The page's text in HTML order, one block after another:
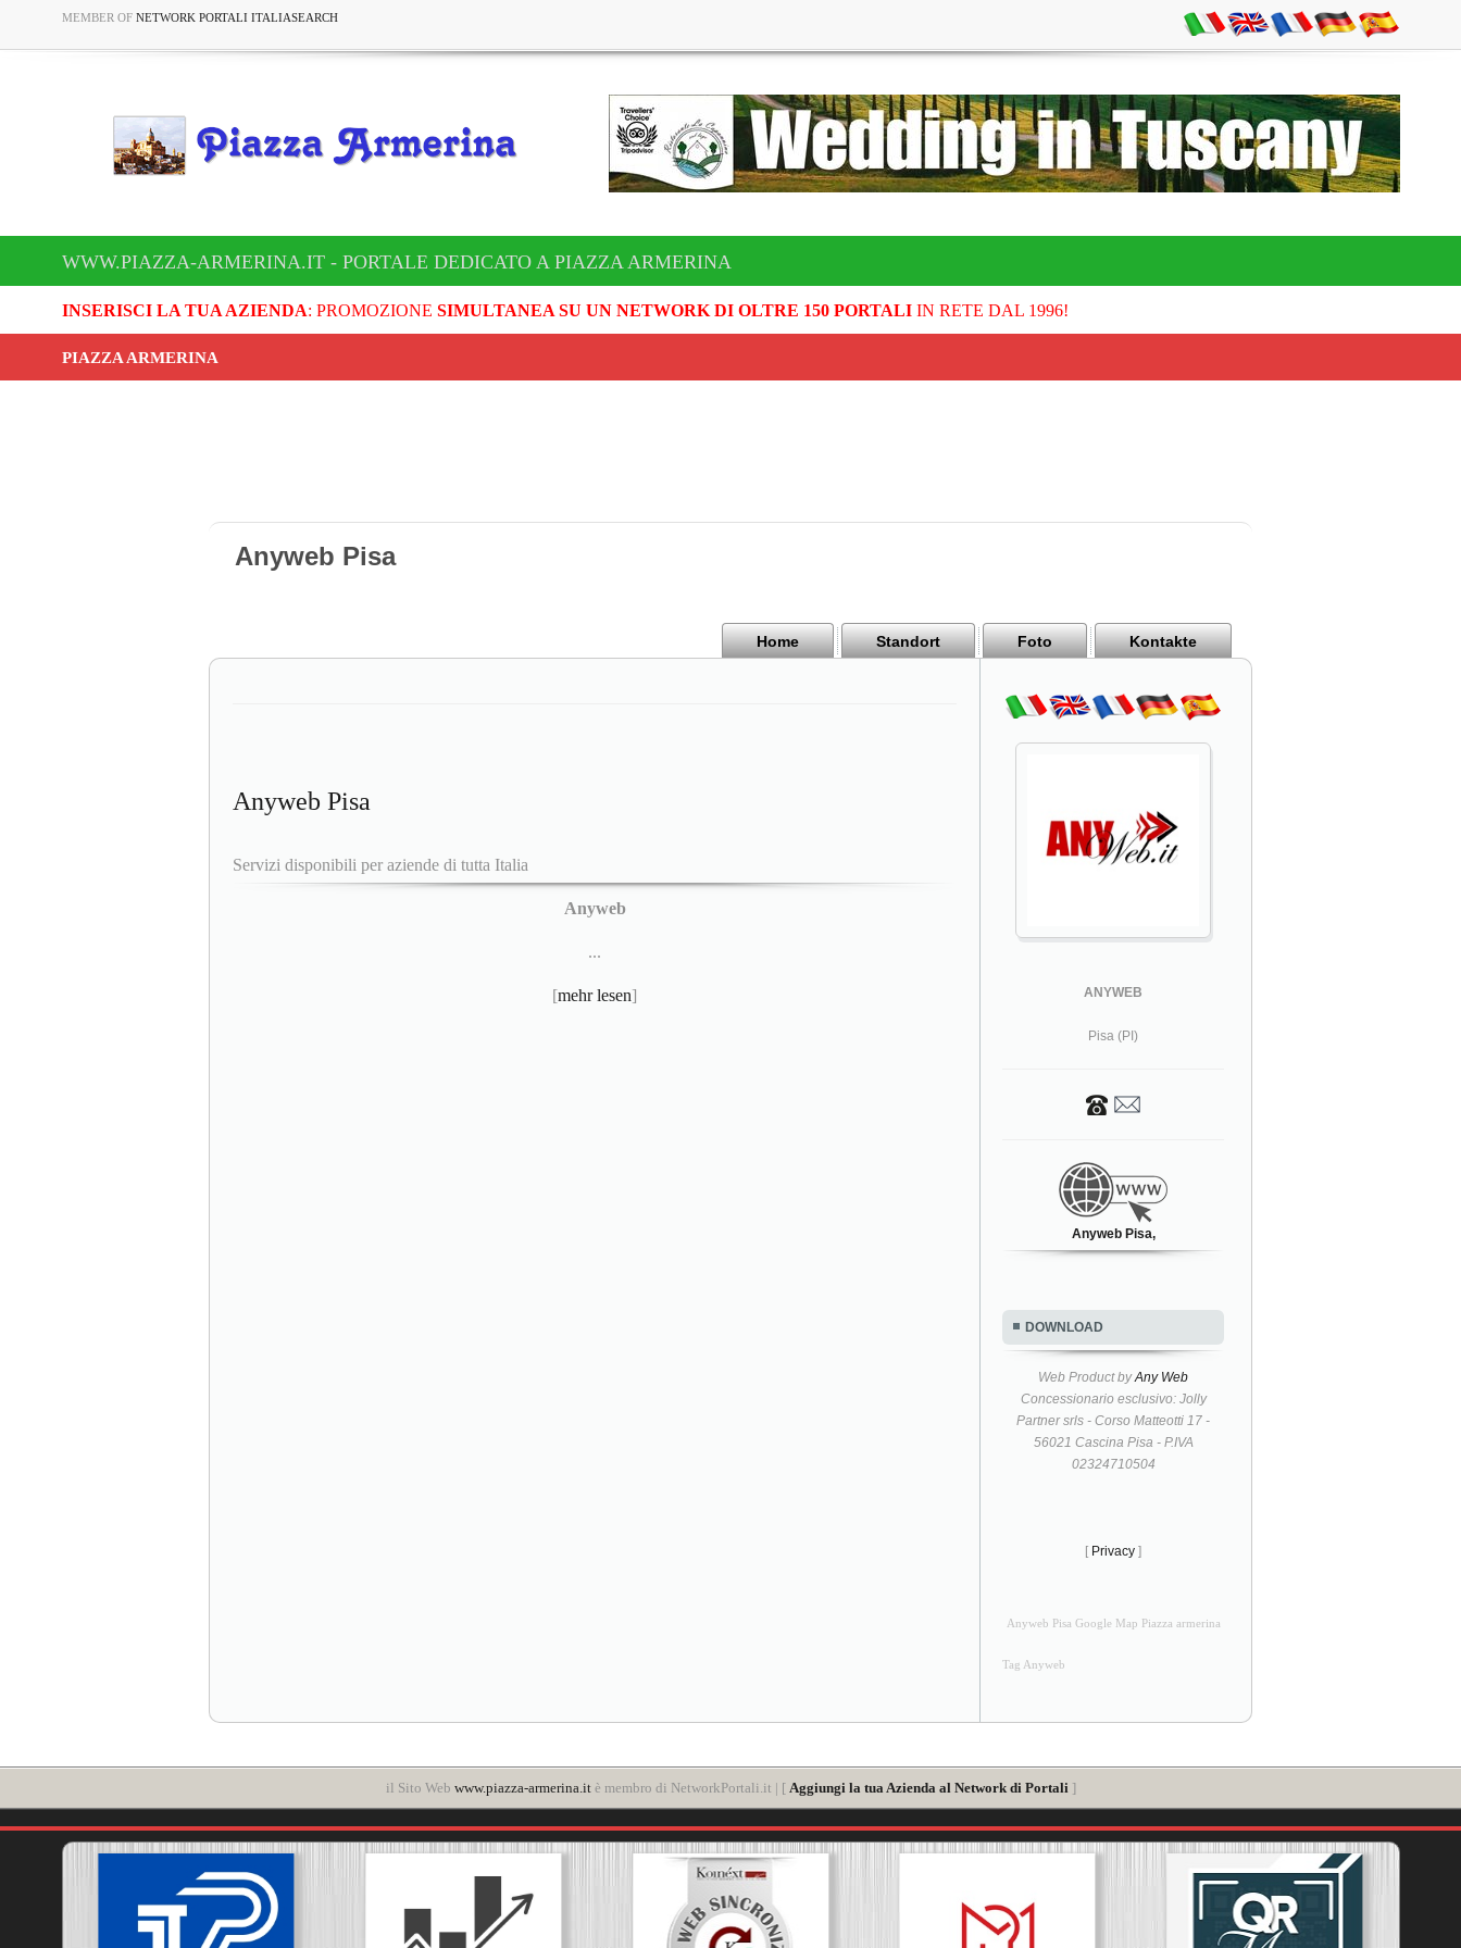
MEMBER OF NETWORK PORTALI ITALIASEARCH
WWW.PIAZZA-ARMERINA.IT - PORTALE DEDICATO A PIAZZA ARMERINA
INSERISCI LA TUA AZIENDA: PROMOZIONE SIMULTANEA SU UN NETWORK DI OLTRE 150 PORTALIIN RETE DAL 1996!
PIAZZA ARMERINA
Anyweb Pisa
Home Standort Foto Kontakte
Anyweb Pisa
Servizi disponibili per aziende di tutta Italia
Anyweb
...
[mehr lesen] ANYWEB
Pisa (PI)
Anyweb Pisa,
DOWNLOAD
Web Product byAny Web
Concessionario esclusivo: Jolly
Partner srls - Corso Matteotti 17 -
56021 Cascina Pisa - P.IVA
02324710504
[ Privacy ]
Anyweb Pisa Google Map Piazza armerina
Tag Anyweb
il Sito Web www.piazza-armerina.itè membro di NetworkPortali.it | [ Aggiungi la tua Azienda al Network di Portali ]